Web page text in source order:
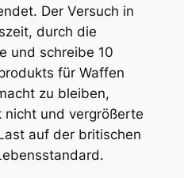
Der Versuch in
durch die
und schreibe 10
für Waffen
zu bleiben,
nicht und vergrößerte
auf der britischen